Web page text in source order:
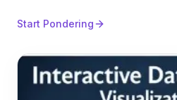
Start Pondering